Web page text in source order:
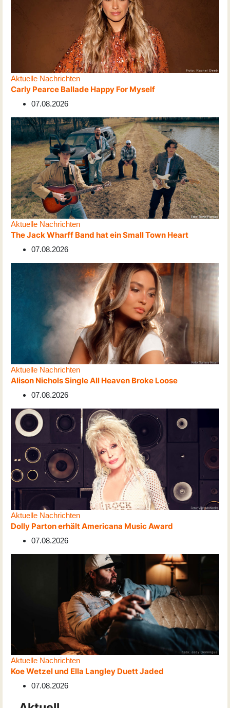
Aktuelle Nachrichten
Carly Pearce Ballade Happy For Myself
07.08.2026
Aktuelle Nachrichten
The Jack Wharff Band hat ein Small Town Heart
07.08.2026
Aktuelle Nachrichten
Alison Nichols Single All Heaven Broke Loose
07.08.2026
Aktuelle Nachrichten
Dolly Parton erhält Americana Music Award
07.08.2026
Aktuelle Nachrichten
Koe Wetzel und Ella Langley Duett Jaded
07.08.2026